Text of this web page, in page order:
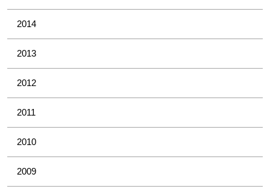
2014
2013
2012
2011
2010
2009